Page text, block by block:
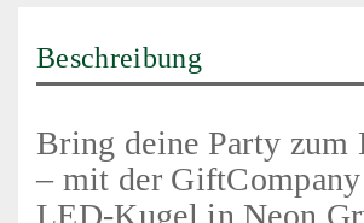
Beschreibung
Bring deine Party zum
– mit der
LED-Kugel in Neon